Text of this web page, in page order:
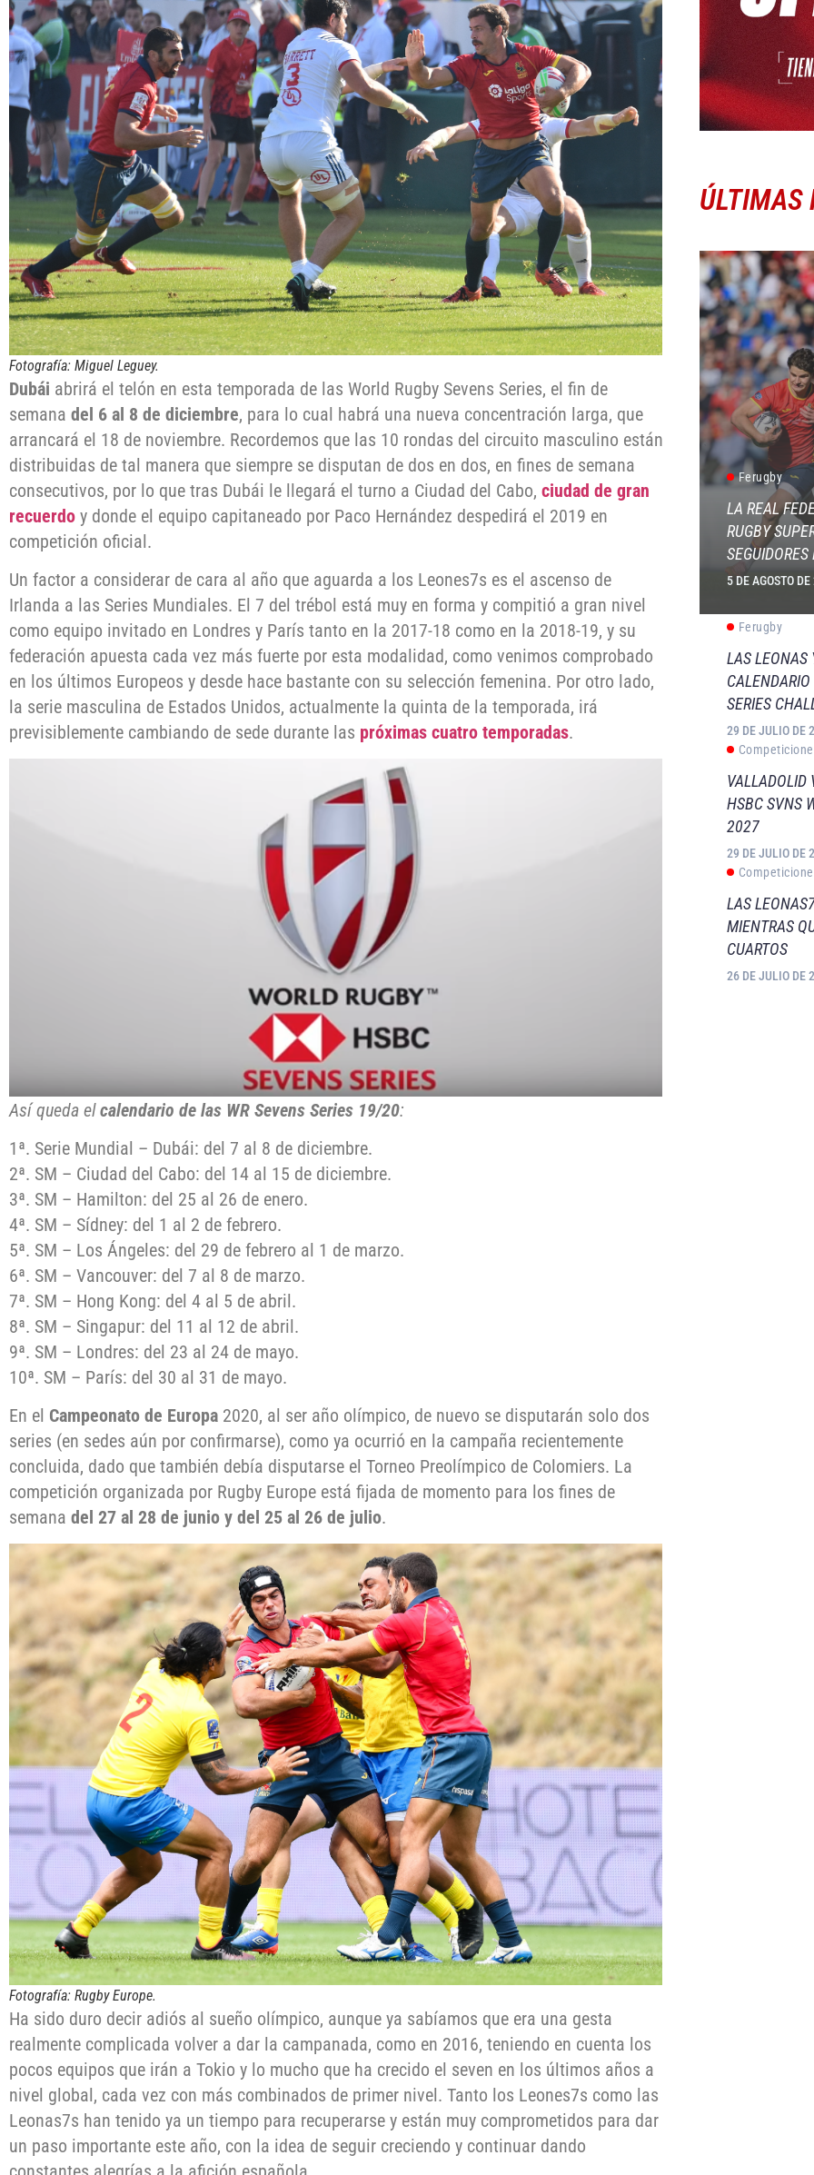
Fotografía: Miguel Leguey.
Dubái abrirá el telón en esta temporada de las World Rugby Sevens Series, el fin de
semana del 6 al 8 de diciembre, para lo cual habrá una nueva concentración larga, que
arrancará el 18 de noviembre. Recordemos que las 10 rondas del circuito masculino están
distribuidas de tal manera que siempre se disputan de dos en dos, en fines de semana
consecutivos, por lo que tras Dubái le llegará el turno a Ciudad del Cabo, ciudad de gran
recuerdo y donde el equipo capitaneado por Paco Hernández despedirá el 2019 en
competición oficial.
Un factor a considerar de cara al año que aguarda a los Leones7s es el ascenso de
Irlanda a las Series Mundiales. El 7 del trébol está muy en forma y compitió a gran nivel
como equipo invitado en Londres y París tanto en la 2017-18 como en la 2018-19, y su
federación apuesta cada vez más fuerte por esta modalidad, como venimos comprobado
en los últimos Europeos y desde hace bastante con su selección femenina. Por otro lado,
la serie masculina de Estados Unidos, actualmente la quinta de la temporada, irá
previsiblemente cambiando de sede durante las próximas cuatro temporadas.
Así queda elcalendario de las WR Sevens Series 19/20:
1ª. Serie Mundial – Dubái: del 7 al 8 de diciembre.
2ª. SM – Ciudad del Cabo: del 14 al 15 de diciembre.
3ª. SM – Hamilton: del 25 al 26 de enero.
4ª. SM – Sídney: del 1 al 2 de febrero.
5ª. SM – Los Ángeles: del 29 de febrero al 1 de marzo.
6ª. SM – Vancouver: del 7 al 8 de marzo.
7ª. SM – Hong Kong: del 4 al 5 de abril.
8ª. SM – Singapur: del 11 al 12 de abril.
9ª. SM – Londres: del 23 al 24 de mayo.
10ª. SM – París: del 30 al 31 de mayo.
En el Campeonato de Europa 2020, al ser año olímpico, de nuevo se disputarán solo dos
series (en sedes aún por confirmarse), como ya ocurrió en la campaña recientemente
concluida, dado que también debía disputarse el Torneo Preolímpico de Colomiers. La
competición organizada por Rugby Europe está fijada de momento para los fines de
semana del 27 al 28 de junio y del 25 al 26 de julio.
Fotografía: Rugby Europe.
Ha sido duro decir adiós al sueño olímpico, aunque ya sabíamos que era una gesta
realmente complicada volver a dar la campanada, como en 2016, teniendo en cuenta los
pocos equipos que irán a Tokio y lo mucho que ha crecido el seven en los últimos años a
nivel global, cada vez con más combinados de primer nivel. Tanto los Leones7s como las
Leonas7s han tenido ya un tiempo para recuperarse y están muy comprometidos para dar
un paso importante este año, con la idea de seguir creciendo y continuar dando
ÚLTIMAS
Ferugby
LA REAL
RUGBY
5 DE AGOSTO
Ferugby
LAS LEONAS
SERIES
29 DE JULIO DE
VALLADOLID
HSBC SVNS
2027
29 DE JULIO DE
LAS
MIENTRAS
CUARTOS
26 DE JULIO DE